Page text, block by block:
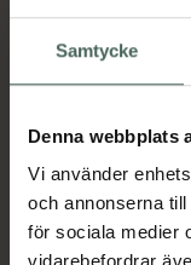
Samtycke
Denna webbplats
Vi använder
och annonserna
för sociala medier
Beskrivning